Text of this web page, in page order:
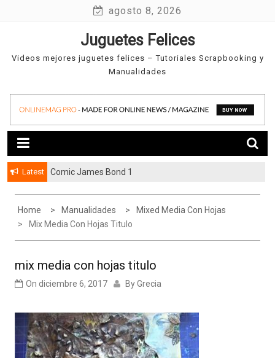
agosto 8, 2026
Juguetes Felices
Videos mejores juguetes felices – Tutoriales Scrapbooking y
Manualidades
Latest Comic James Bond 1
Home Manualidades
Mixed Media Con Hojas
Mix Media Con Hojas Titulo
mix media con hojas titulo
On diciembre 6, 2017 ByGrecia